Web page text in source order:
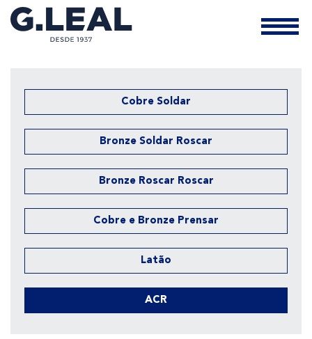
Cobre Soldar
Bronze Soldar Roscar
Bronze Roscar Roscar
Cobre e Bronze Prensar
Latão
ACR